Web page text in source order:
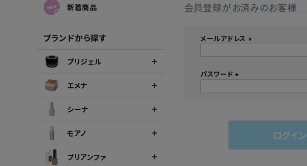
新着商品
ブランドから探す
プリジェル
エメナ
シーナ
モアノ
プリアンファ
会員登録がお済みのお客様
メールアドレス
)
パスワード
ログイン